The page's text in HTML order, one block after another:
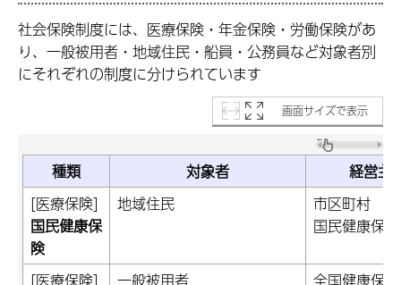
社会保険制度には、医療保険・年金保険・労働保険があ
り、一般被用者・地域住民・船員・公務員など対象者別
にそれぞれの制度に分けられています
画面サイズで表示
種類 対象者
経営主
[医療保険]
国民健康保
険
地域住民
市区町村
国民健康保
[医療保険]
一般被用者
全国健康保